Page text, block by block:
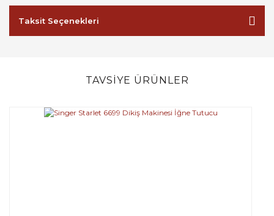
Taksit Seçenekleri
TAVSİYE ÜRÜNLER